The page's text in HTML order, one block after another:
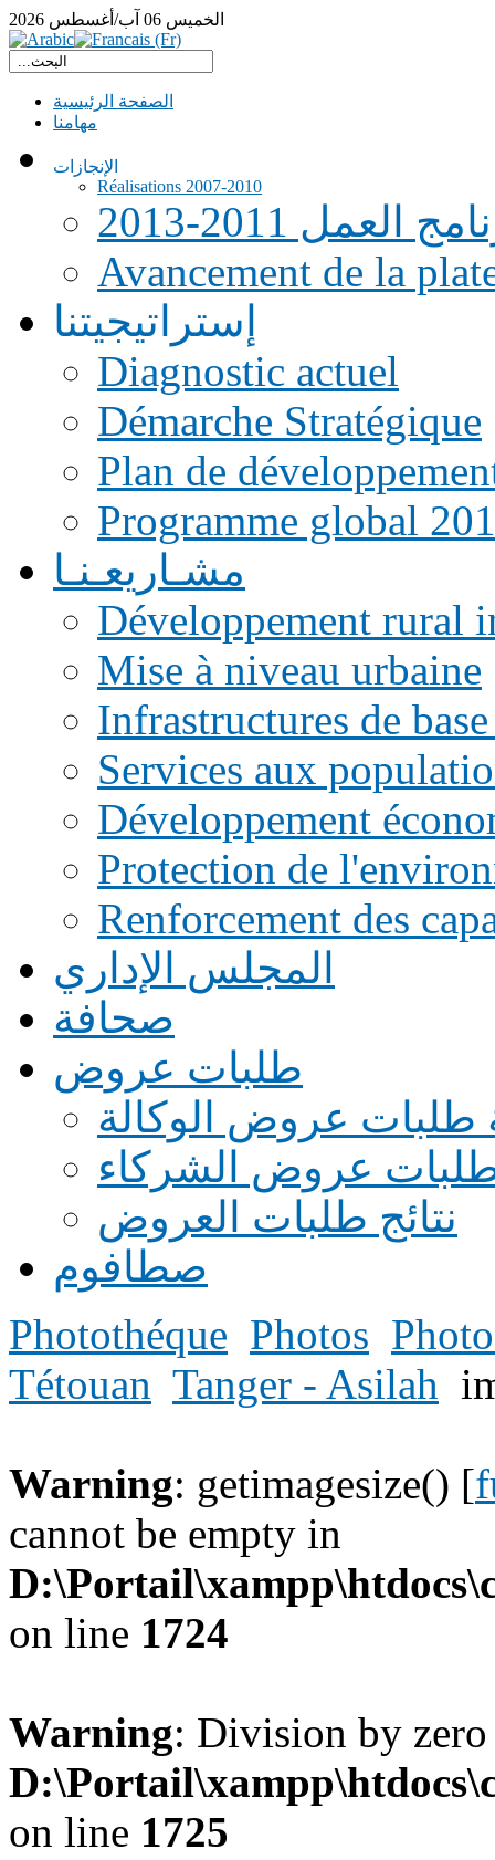
الخميس 06 آب/أغسطس 2026
الصفحة الرئيسية
مهامنا
الإنجازات
Réalisations 2007-2010
العمل 2011-2013
Avancement de la
إستراتيجيتنا
Diagnostic actuel
Démarche Stratégique
Plan de
Programme global
مشـاريعـنـا
Développement rural
Mise à niveau urbaine
Infrastructures de
Services aux
Développement
Protection de
Renforcement des
المجلس الإداري
صحافة
طلبات عروض
طلبات عروض الوكالة
طلبات عروض الشركاء
نتائج طلبات العروض
صطافوم
Photothéque Photos
Tétouan Tanger - Asilah
Warning: getimagesize() [
cannot be empty in
on line 1724
Warning: Division by
on line 1725